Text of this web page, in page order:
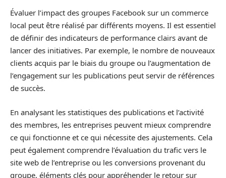
Évaluer l’impact des groupes Facebook sur un commerce
local peut être réalisé par différents moyens. Il est essentiel
de définir des indicateurs de performance clairs avant de
lancer des initiatives. Par exemple, le nombre de nouveaux
clients acquis par le biais du groupe ou l’augmentation de
l’engagement sur les publications peut servir de références
de succès.
En analysant les statistiques des publications et l’activité
des membres, les entreprises peuvent mieux comprendre
ce qui fonctionne et ce qui nécessite des ajustements. Cela
peut également comprendre l’évaluation du trafic vers le
site web de l’entreprise ou les conversions provenant du
groupe, éléments clés pour appréhender le retour sur